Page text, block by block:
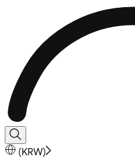
(KRW)